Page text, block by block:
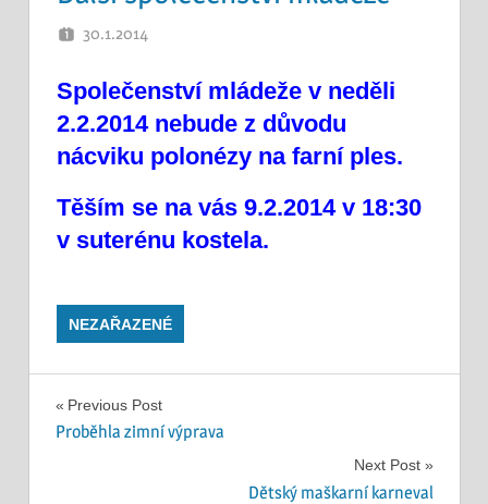
30.1.2014
Společenství mládeže v neděli
2.2.2014 nebude z důvodu
nácviku polonézy na farní ples.
Těším se na vás 9.2.2014 v 18:30
v suterénu kostela.
NEZAŘAZENÉ
Navigace
Previous Post
Proběhla zimní výprava
Next Post
Dětský maškarní karneval